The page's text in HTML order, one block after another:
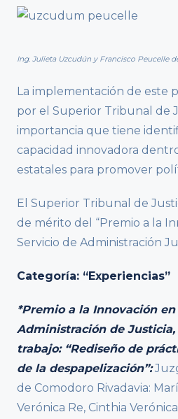
Ing. Julieta Uzcudún y Francisco Peucelle
La implementación de este
por el Superior Tribunal de
importancia que tiene
capacidad innovadora
estatales para promover
El Superior Tribunal de
de mérito del “Premio a la
Servicio de Administración
Categoría: “Experiencias”
*Premio a la Innovación
Administración de Justicia,
trabajo: “Rediseño de
de la despapelización”:
de Comodoro Rivadavia:
Verónica Re, Cinthia